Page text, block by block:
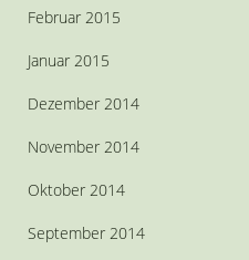
Februar 2015
Januar 2015
Dezember 2014
November 2014
Oktober 2014
September 2014